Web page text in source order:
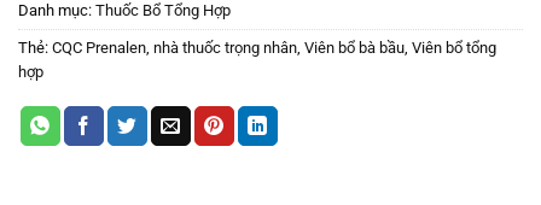
Danh mục: Thuốc Bổ Tổng Hợp
Thẻ: CQC Prenalen, nhà thuốc trọng nhân, Viên bổ bà bầu, Viên bổ tổng
hợp